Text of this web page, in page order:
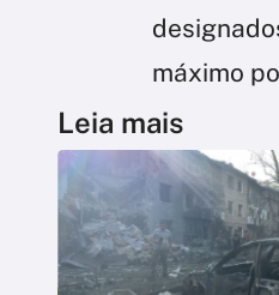
máximo
Leia mais